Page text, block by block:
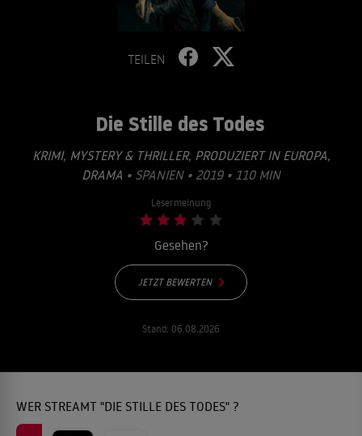
TEILEN
Die Stille des Todes
KRIMI, MYSTERY & THRILLER, PRODUZIERT IN EUROPA,
DRAMA • SPANIEN • 2019 • 110 MIN
Lesermeinung
Gesehen?
JETZT BEWERTEN
Stand: 06.08.2026
WER STREAMT "DIE STILLE DES TODES" ?